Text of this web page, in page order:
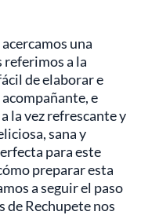
una
referimos a la
de elaborar e
e
la vez refrescante y
sana y
para este
preparar esta
a seguir el paso
de Rechupete nos